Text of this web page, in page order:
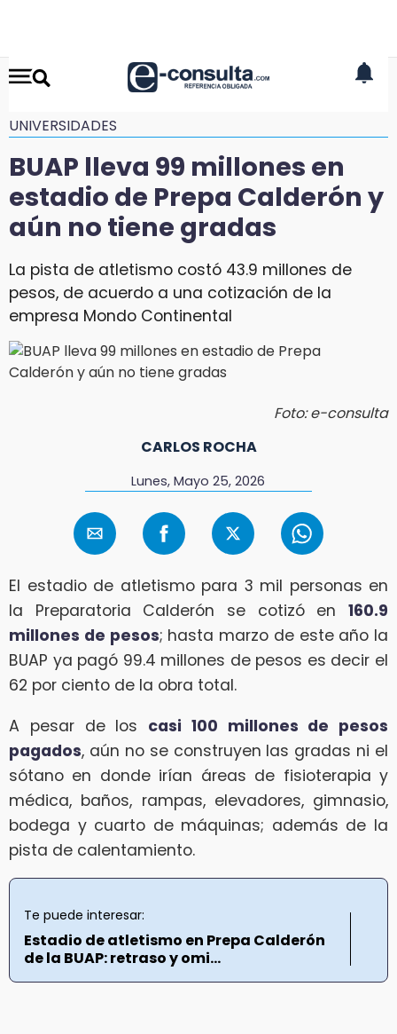
UNIVERSIDADES
BUAP lleva 99 millones en
estadio de Prepa Calderón y
aún no tiene gradas
La pista de atletismo costó 43.9 millones de
pesos, de acuerdo a una cotización de la
empresa Mondo Continental
Foto: e-consulta
CARLOS ROCHA
Lunes, Mayo 25, 2026
El estadio de atletismo para 3 mil personas en
la Preparatoria Calderón se cotizó en 160.9
millones de pesos; hasta marzo de este año la
BUAP ya pagó 99.4 millones de pesos es decir el
62 por ciento de la obra total.
A pesar de los casi 100 millones de pesos
pagados, aún no se construyen las gradas ni el
sótano en donde irían áreas de fisioterapia y
médica, baños, rampas, elevadores, gimnasio,
bodega y cuarto de máquinas; además de la
pista de calentamiento.
Te puede interesar:
Estadio de atletismo en Prepa Calderón
de la BUAP: retraso y omi...